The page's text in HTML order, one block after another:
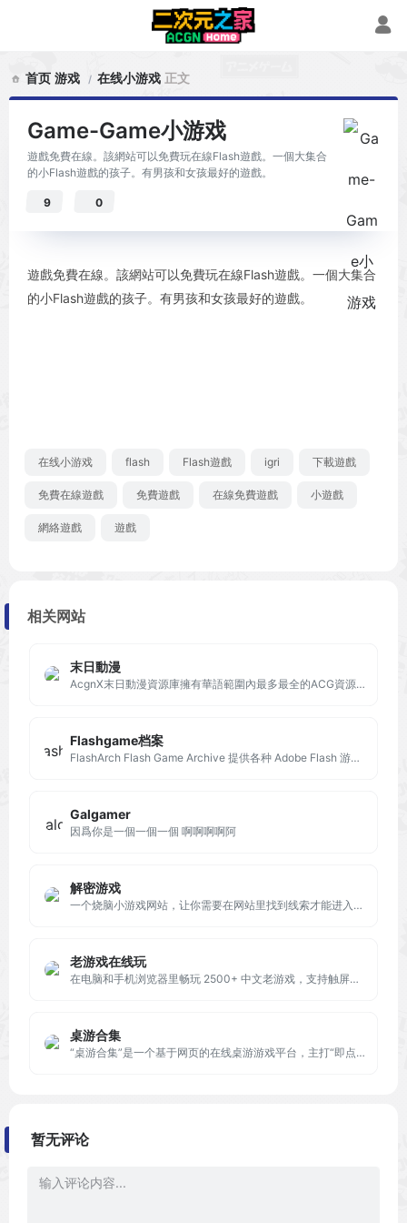
首页 游戏 在线小游戏 正文
Game-Game小游戏
遊戲免費在線。該網站可以免費玩在線Flash遊戲。一個大集合
的小Flash遊戲的孩子。有男孩和女孩最好的遊戲。
9 0
遊戲免費在線。該網站可以免費玩在線Flash遊戲。一個大集合
的小Flash遊戲的孩子。有男孩和女孩最好的遊戲。
在线小游戏 flash Flash遊戲 іgri 下載遊戲
免費在線遊戲 免費遊戲 在線免費遊戲 小遊戲
網絡遊戲 遊戲
相关网站
末日動漫
AcgnX末日動漫資源庫擁有華語範圍內最多最全的ACG資源,能為所有動漫愛好者提供最全的資源檢索服務
Flashgame档案
FlashArch Flash Game Archive 提供各种 Adobe Flash 游戏和动画内容，包括动作、解谜、冒险、密室逃脱和防御。 它通过保留消失的 Adobe Flash 内容并支持 SWF 执行来取代 Adobe Flash Player。 寻找过去的回忆，认识新的 Flash 游戏。
Galgamer
因爲你是一個一個一個 啊啊啊啊阿
解密游戏
一个烧脑小游戏网站，让你需要在网站里找到线索才能进入下一关。这款游戏非常具有挑战性和趣味性。
老游戏在线玩
在电脑和手机浏览器里畅玩 2500+ 中文老游戏，支持触屏、键盘、存档！包括 FC, SFC, N64, GB, GBC, GBA, NDS 等多种游戏机平台。
桌游合集
“桌游合集”是一个基于网页的在线桌游游戏平台，主打“即点即玩”“纯净无广告”“支持联机”的极简体验。用户无需下载安装任何应用，只需通过浏览器或微信小程序打开网站，即可开始多人游戏。
暂无评论